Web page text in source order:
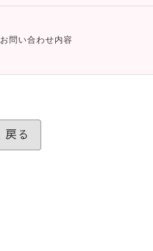
お問い合わせ内容